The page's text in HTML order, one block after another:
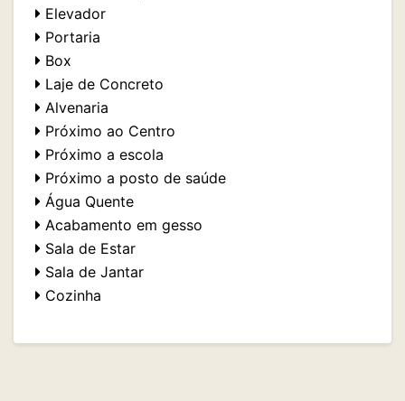
Elevador
Portaria
Box
Laje de Concreto
Alvenaria
Próximo ao Centro
Próximo a escola
Próximo a posto de saúde
Água Quente
Acabamento em gesso
Sala de Estar
Sala de Jantar
Cozinha